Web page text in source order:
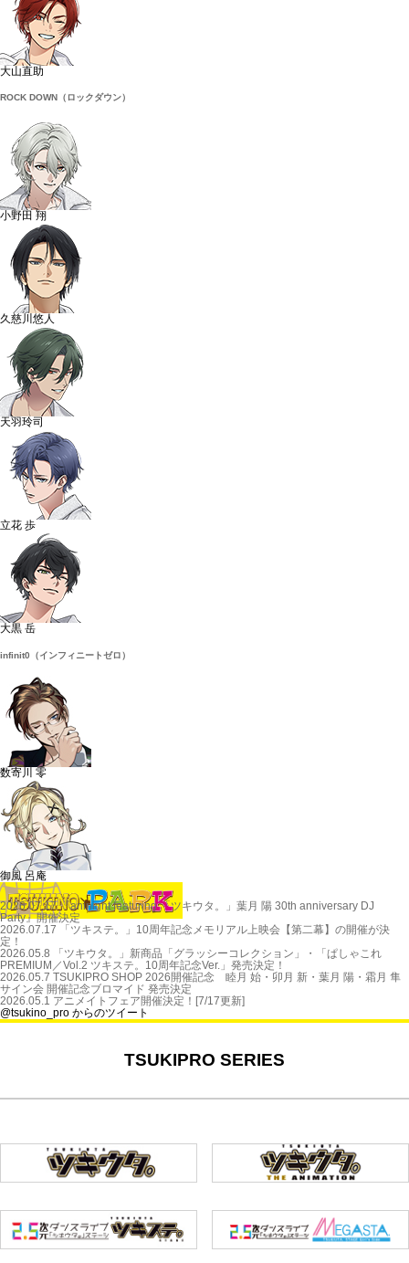
大山直助
ROCK DOWN（ロックダウン）
小野田 翔
久慈川悠人
天羽玲司
立花 歩
大黒 岳
infinit0（インフィニートゼロ）
数寄川 零
御風 呂庵
2026.07.17 『aninight featuring 「ツキウタ。」葉月 陽 30th anniversary DJ
Party』開催決定
2026.07.17 「ツキステ。」10周年記念メモリアル上映会【第二幕】の開催が決
定！
2026.05.8 「ツキウタ。」新商品「グラッシーコレクション」・「ぱしゃこれ
PREMIUM／Vol.2 ツキステ。10周年記念Ver.」発売決定！
2026.05.7 TSUKIPRO SHOP 2026開催記念 睦月 始・卯月 新・葉月 陽・霜月 隼
サイン会 開催記念ブロマイド 発売決定
2026.05.1 アニメイトフェア開催決定！[7/17更新]
@tsukino_pro からのツイート
TSUKIPRO SERIES